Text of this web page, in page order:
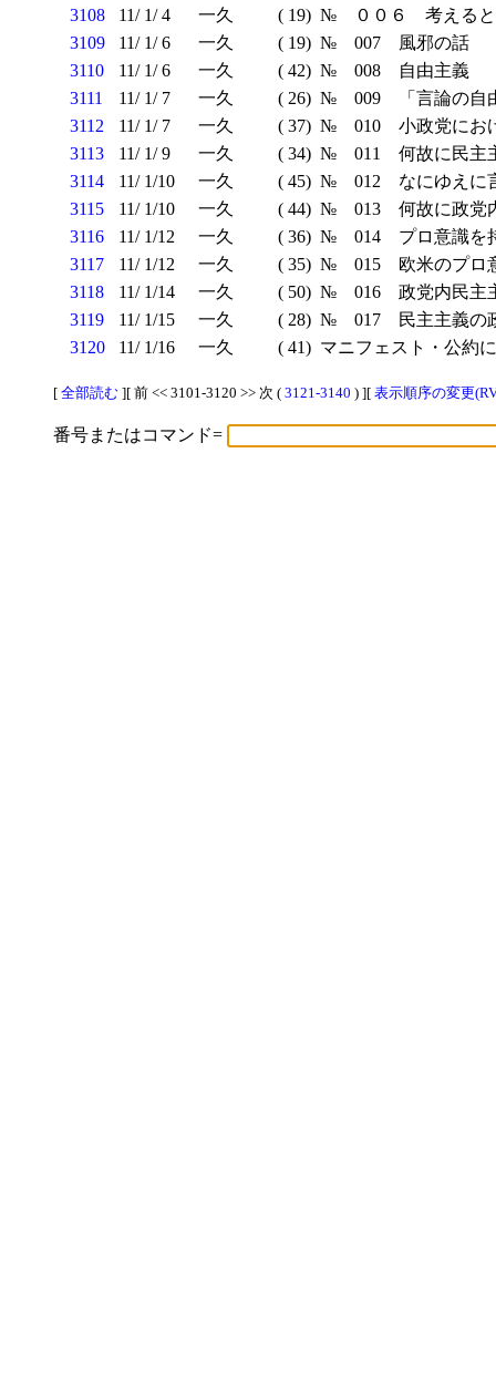
3108
11/ 1/ 4 一久 ( 19) № ００６ 考えると
3109
11/ 1/ 6 一久 ( 19) № 007 風邪の話
3110
11/ 1/ 6 一久 ( 42) № 008 自由主義
3111
11/ 1/ 7 一久 ( 26) № 009 「言論の自
3112
11/ 1/ 7 一久 ( 37) № 010 小政党にお
3113
11/ 1/ 9 一久 ( 34) № 011 何故に民主
3114
11/ 1/10 一久 ( 45) № 012 なにゆえに
3115
11/ 1/10 一久 ( 44) № 013 何故に政党
3116
11/ 1/12 一久 ( 36) № 014 プロ意識を
3117
11/ 1/12 一久 ( 35) № 015 欧米のプロ
3118
11/ 1/14 一久 ( 50) № 016 政党内民主
3119
11/ 1/15 一久 ( 28) № 017 民主主義の
3120
11/ 1/16 一久 ( 41) マニフェスト・公約
[ 全部読む ][ 前 << 3101-3120 >> 次 ( 3121-3140 ) ][ 表示順序の変更
番号またはコマンド=